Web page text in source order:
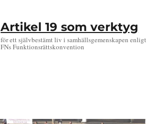
Artikel 19 som verktyg
för ett självbestämt liv i samhällsgemenskapen enligt
FNs Funktionsrättskonvention